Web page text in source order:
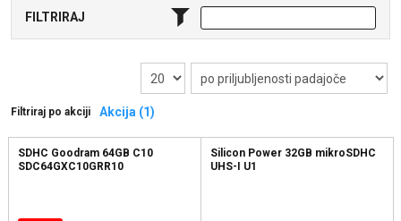
FILTRIRAJ
Filtriraj po akciji Akcija (1)
SDHC Goodram 64GB C10
SDC64GXC10GRR10
Silicon Power 32GB mikroSDHC
UHS-I U1